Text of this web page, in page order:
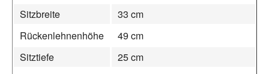
Sitzbreite
33 cm
Rückenlehnenhöhe
49 cm
Sitztiefe
25 cm